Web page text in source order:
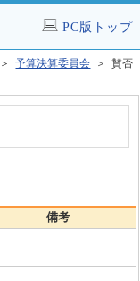
PC版トップ
＞予算決算委員会 ＞ 賛否
備考